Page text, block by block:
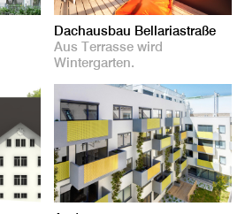
Dachausbau Bellariastraße
Aus Terrasse wird
Wintergarten.